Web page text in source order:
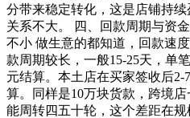
分带来稳定转化，这是店铺持
关系不大。 四、回款周期与资
不小 做生意的都知道，回款速
款周期较长，一般15-25天，单
元结算。本土店在买家签收后
算。同样是10万块货款，跨境
能周转四五十轮，这个差距在规